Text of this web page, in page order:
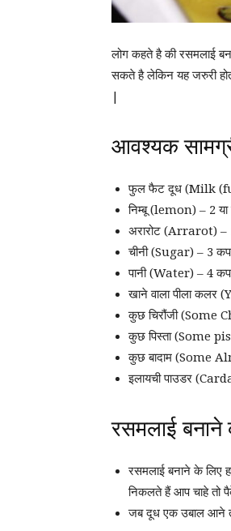
लोग कहते है की रसमलाई
सकते है लेकिन यह जरुरी
|
आवश्यक
फुल फैट दूध (Milk
निम्बू (lemon) – 2
अरारोट (Arrarot) –
चीनी (Sugar) – 3
पानी (Water) – 4
खाने वाला पीला
कुछ चिरौंजी (Some
कुछ पिस्ता (Some
कुछ बादाम (Some
इलायची पाउडर
रसमलाई बनाने
रसमलाई बनाने के लिए
निकलते हैं आप चाहे तो
जब दूध एक उबाल आने